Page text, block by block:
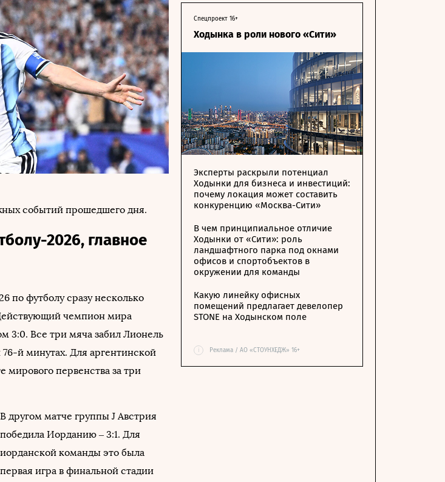
событий прошедшего дня.
2026, главное
по футболу сразу несколько
чемпион мира
3:0. Все три мяча забил Лионель
й минутах. Для аргентинской
мирового первенства за три
В другом матче группы J Австрия
победила Иорданию – 3:1. Для
иорданской команды это была
первая игра в финальной стадии
Спецпроект 16+
Ходынка в роли нового «Сити»
Эксперты раскрыли потенциал
Ходынки для бизнеса и инвестиций:
почему локация может составить
конкуренцию «Москва-Сити»
В чем принципиальное отличие
Ходынки от «Сити»: роль
ландшафтного парка под окнами
офисов и спортобъектов в
окружении для команды
Какую линейку офисных
помещений предлагает девелопер
STONE на Ходынском поле
i Реклама / АО «СТОУНХЕДЖ» 16+